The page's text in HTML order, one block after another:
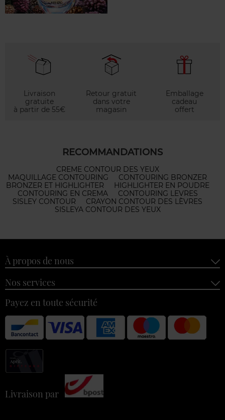
Livraison
gratuite
à partir de 55€
Retour gratuit
dans votre
magasin
Emballage
cadeau
offert
RECOMMANDATIONS
CREME CONTOUR DES YEUX
MAQUILLAGE CONTOURING
CONTOURING BRONZER
BRONZER ET HIGHLIGHTER
HIGHLIGHTER EN POUDRE
CONTOURING EN CREMA
CONTOURING LEVRES
SISLEY CONTOUR
CRAYON CONTOUR DES LÈVRES
SISLEYA CONTOUR DES YEUX
À propos de nous
Nos services
Payez en toute sécurité
Livraison par